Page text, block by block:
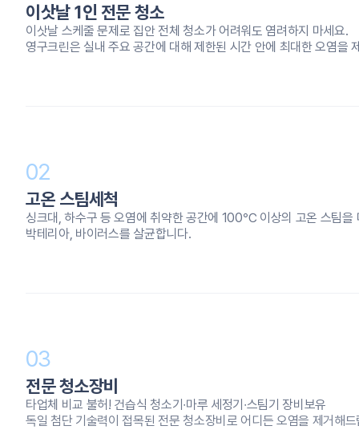
이삿날 1인 전문 청소
이삿날 스케줄 문제로 집안 전체 청소가 어려워도 염려하지 마세요.
영구크린은 실내 주요 공간에 대해 제한된 시간 안에 최대한 오염을
02
고온 스팀세척
싱크대, 하수구 등 오염에 취약한 공간에 100℃ 이상의 고온 스팀을
박테리아, 바이러스를 살균합니다.
03
전문 청소장비
타업체 비교 불허! 건습식 청소기∙마루 세정기∙스팀기 장비보유
독일 첨단 기술력이 접목된 전문 청소장비로 어디든 오염을 제거해